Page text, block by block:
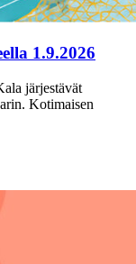
1.9.2026
järjestävät
Kotimaisen